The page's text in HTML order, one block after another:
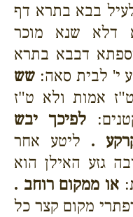
בבא בתרא דף
דלא שנא מוכר
דבבא בתרא
י' לבית סאה: שש
אמות ולא ט"ז
לפיכך יבש
. ליטע אחר
גזע האילן הוא
או ממקום רוחב .
מקום קצר כל